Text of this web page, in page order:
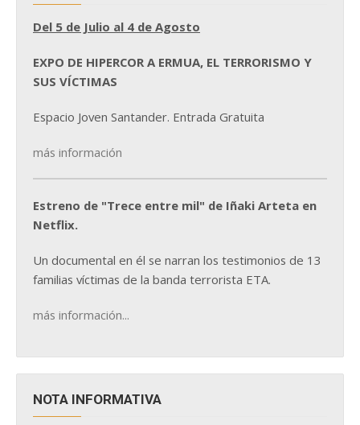
Del 5 de Julio al 4 de Agosto
EXPO DE HIPERCOR A ERMUA, EL TERRORISMO Y
SUS VÍCTIMAS
Espacio Joven Santander. Entrada Gratuita
más información
Estreno de "Trece entre mil" de Iñaki Arteta en
Netflix.
Un documental en él se narran los testimonios de 13
familias víctimas de la banda terrorista ETA.
más información...
NOTA INFORMATIVA